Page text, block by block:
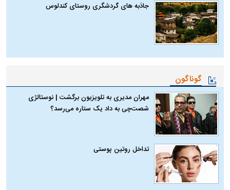
جاذبه های گردشگری روستای کندلوس
گوناگون
مهران مدیری به تلویزیون برگشت | نوستالژی
شصت‌چی به داد یک ستاره می‌رسد؟
تداخل روتین پوستی